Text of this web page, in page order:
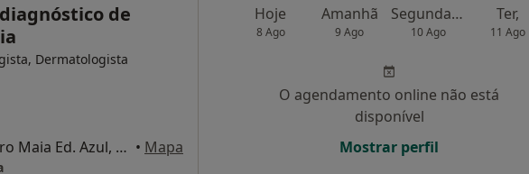
de
Dermatologista
Largo Capitão Salgueiro Maia Ed. Azul, 1o , Leiria • Mapa
Hoje
8 Ago
Amanhã
9 Ago
Segunda-feira
10 Ago
Ter,
11 Ago
O agendamento online não está
disponível
Mostrar perfil